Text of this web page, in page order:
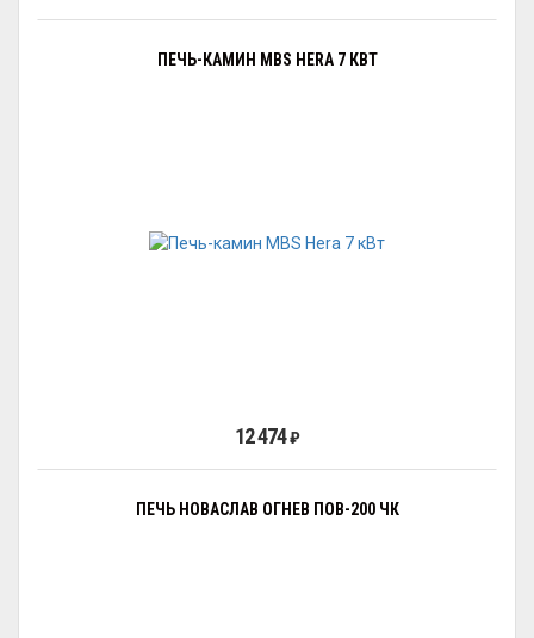
ПЕЧЬ-КАМИН MBS HERA 7 КВТ
12 474₽
ПЕЧЬ НОВАСЛАВ ОГНЕВ ПОВ-200 ЧК